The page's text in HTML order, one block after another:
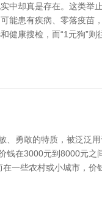
却真是存在。这类
患有疾病、零落疫
健康搜检，而“1元狗”则
勇敢的特质，被泛泛
在3000元到8000元
一些农村或小城市，价